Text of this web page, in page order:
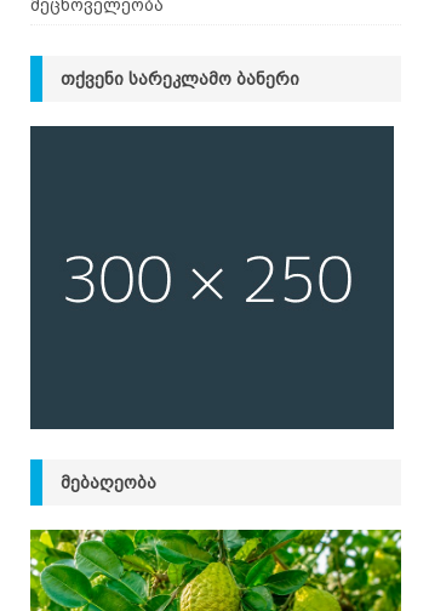
მეცხოველეობა
ᲗᲥᲕᲔᲜᲘ ᲡᲐᲠᲔᲙᲚᲐᲛᲝ ᲑᲐᲜᲔᲠᲘ
ᲛᲔᲑᲐᲦᲔᲝᲑᲐ